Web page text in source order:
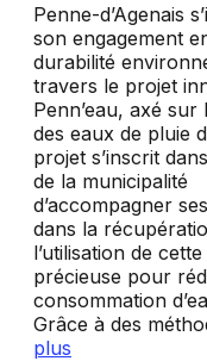
Penne-d’Agenais
son engagement
durabilité
travers le projet
Penn’eau, axé sur
des eaux de pluie
projet s’inscrit
de la municipalité
d’accompagner
dans la
l’utilisation de
précieuse pour
consommation
Grâce à des
plus